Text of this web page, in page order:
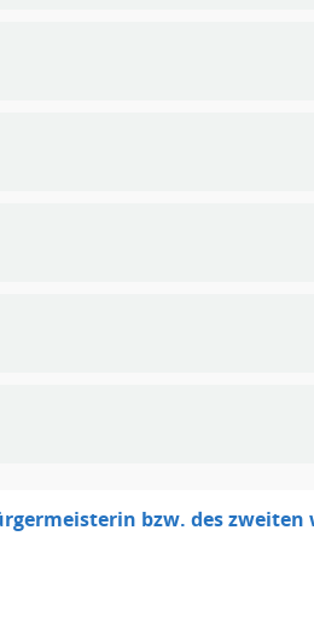
bzw. des